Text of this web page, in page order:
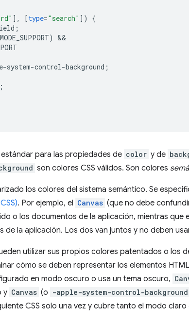
], [type="search" ])
{
;
system-control-background ;
para las propiedades de color y de
son colores CSS válidos. Son colores
los colores del sistema semántico. Se
. Por ejemplo, el Canvas (que no debe
o los documentos de la aplicación, mientras que
la aplicación. Los dos van juntos y no deben
utilizar sus propios colores patentados o los
cómo se deben representar los elementos
en modo oscuro o usa un tema oscuro,
y Canvas (o -apple-system-control-background
CSS solo una vez y cubre tanto el modo